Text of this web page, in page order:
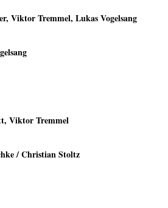
, Viktor Tremmel, Lukas Vogelsang
, Viktor Tremmel
/Christian Stoltz